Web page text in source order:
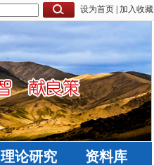
设为首页 加入收藏
理论研究 资料库